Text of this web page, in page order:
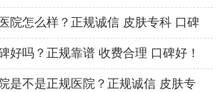
院怎么样？正规诚信 皮肤专科 口碑
好吗？正规靠谱 收费合理 口碑好！
是不是正规医院？正规诚信 皮肤专